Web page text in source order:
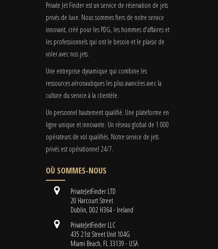
Private Jet Finder est un service de réservation de jets
privés de luxe. Nous sommes fiers de notre service
innovant, créé pour les PDG, les hommes d'affaires et
les professionnels qui ont le besoin et le plaisir de
voler avec nos jets.
Une entreprise dynamique qui combine les
ressources aéronautiques les plus avancées avec la
culture du service à la clientèle.
Un personnel hautement qualifié. Une plateforme en
ligne unique et innovante. Un réseau global de 1 000
opérateurs de vol qualifiés. Notre service de jets
privés est opérationnel 24/7.
OÙ SOMMES-NOUS
PrivateJetFinder LTD
20 Harcourt Street
Dublin, D02 H364 - Ireland
PrivateJetFinder LLC
435 21st Street Unit 104G
Miami Beach, FL 33139 - USA